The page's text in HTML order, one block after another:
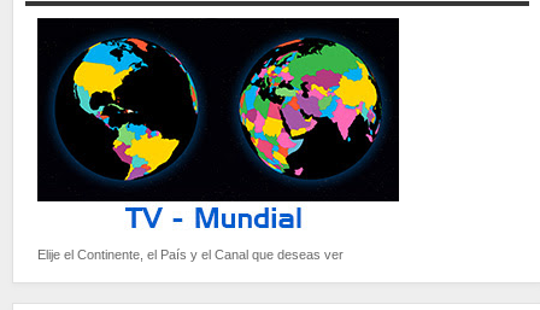
Elije el Continente, el País y el Canal que deseas ver